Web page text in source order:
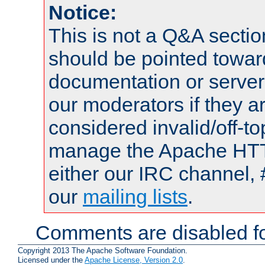
Notice:
This is not a Q&A
should be pointed
documentation or
our moderators if they
considered invalid/off-
manage the Apache
either our IRC channel,
our mailing lists.
Comments are disabled
Copyright 2013 The Apache Software Foundation.
Licensed under the Apache License, Version 2.0.